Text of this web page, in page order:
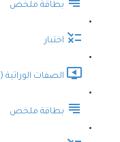
بطاقة ملخص
اختبار
الصفات الوراثية (8:13)
بطاقة ملخص